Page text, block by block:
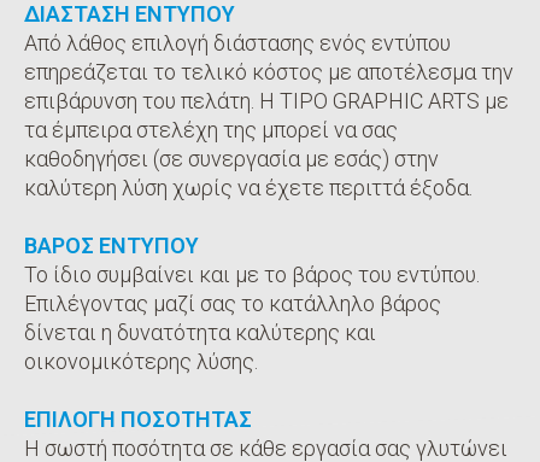
ΔΙΑΣΤΑΣΗ ΕΝΤΥΠΟΥ
Από λάθος επιλογή διάστασης ενός εντύπου
επηρεάζεται το τελικό κόστος με αποτέλεσμα την
επιβάρυνση του πελάτη. Η TIPO GRAPHIC ARTS με
τα έμπειρα στελέχη της μπορεί να σας
καθοδηγήσει (σε συνεργασία με εσάς) στην
καλύτερη λύση χωρίς να έχετε περιττά έξοδα.
ΒΑΡΟΣ ΕΝΤΥΠΟΥ
Το ίδιο συμβαίνει και με το βάρος του εντύπου.
Επιλέγοντας μαζί σας το κατάλληλο βάρος
δίνεται η δυνατότητα καλύτερης και
οικονομικότερης λύσης.
ΕΠΙΛΟΓΗ ΠΟΣΟΤΗΤΑΣ
Η σωστή ποσότητα σε κάθε εργασία σας γλυτώνει